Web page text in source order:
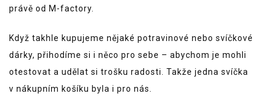
právě od M-factory.
Když takhle kupujeme nějaké potravinové nebo svíčkové
dárky, přihodíme si i něco pro sebe – abychom je mohli
otestovat a udělat si trošku radosti. Takže jedna svíčka
v nákupním košíku byla i pro nás.